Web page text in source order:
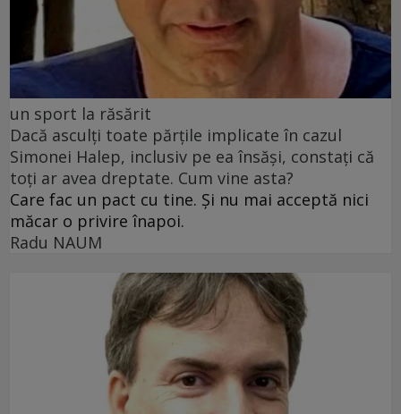
un sport la răsărit
Dacă asculți toate părțile implicate în cazul
Simonei Halep, inclusiv pe ea însăși, constați că
toți ar avea dreptate. Cum vine asta?
Care fac un pact cu tine. Și nu mai acceptă nici
măcar o privire înapoi.
Radu NAUM